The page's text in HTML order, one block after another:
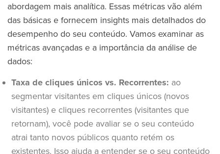
abordagem mais analítica. Essas métricas vão além
das básicas e fornecem insights mais detalhados do
desempenho do seu conteúdo. Vamos examinar as
métricas avançadas e a importância da análise de
dados:
Taxa de cliques únicos vs. Recorrentes: ao
segmentar visitantes em cliques únicos (novos
visitantes) e cliques recorrentes (visitantes que
retornam), você pode avaliar se o seu conteúdo
atrai tanto novos públicos quanto retém os
existentes. Isso ajuda a entender se o seu conteúdo